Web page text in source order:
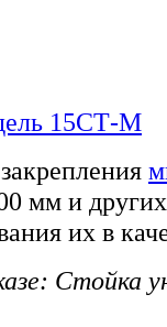
мм и
их в
Стойка